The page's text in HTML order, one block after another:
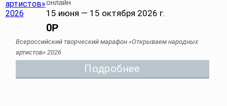
онлайн
15 июня — 15 октября 2026 г.
0Р
Всероссийский творческий марафон «Открываем народных
артистов» 2026
Подробнее